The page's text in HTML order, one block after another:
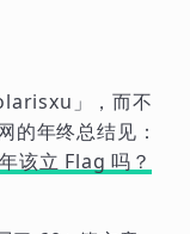
」，而不
的年终总结见：
该立 Flag 吗？